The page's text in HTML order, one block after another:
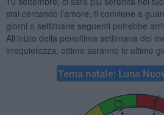
stai cercando l’amore, ti conviene a
giorni o settimane seguenti potrebbe
All’inizio della penultima settimana del
irrequietezza, ottime saranno le ultime